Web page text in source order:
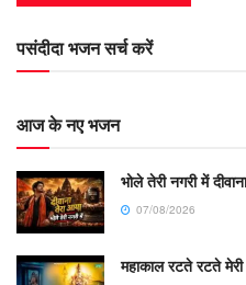
पसंदीदा भजन सर्च करें
आज के नए भजन
भोले तेरी नगरी में
07/08/2026
महाकाल रटते रटते